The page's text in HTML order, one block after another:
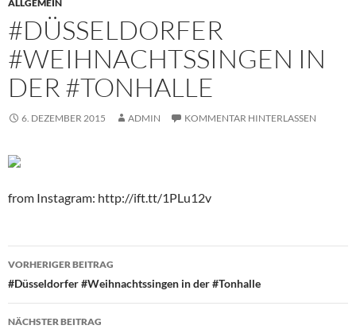
ALLGEMEIN
#DÜSSELDORFER
#WEIHNACHTSSINGEN IN
DER #TONHALLE
6. DEZEMBER 2015 ADMIN KOMMENTAR HINTERLASSEN
from Instagram: http://ift.tt/1PLu12v
Beitragsnavigation
VORHERIGER BEITRAG
#Düsseldorfer #Weihnachtssingen in der #Tonhalle
NÄCHSTER BEITRAG